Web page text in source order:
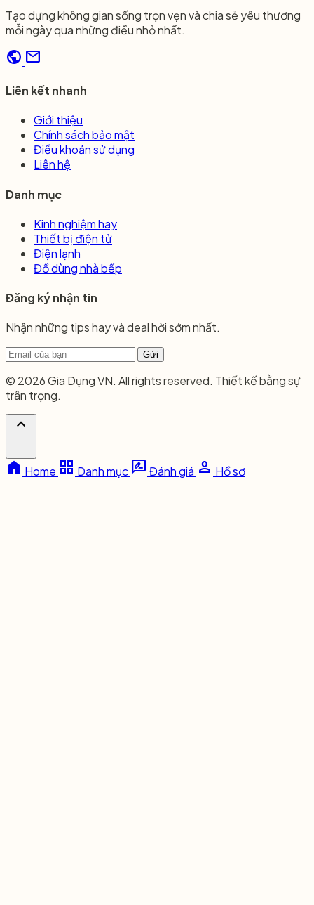
Tạo dựng không gian sống trọn vẹn và chia sẻ yêu thương
mỗi ngày qua những điều nhỏ nhất.
public mail
Liên kết nhanh
Giới thiệu
Chính sách bảo mật
Điều khoản sử dụng
Liên hệ
Danh mục
Kinh nghiệm hay
Thiết bị điện tử
Điện lạnh
Đồ dùng nhà bếp
Đăng ký nhận tin
Nhận những tips hay và deal hời sớm nhất.
Gửi
© 2026 Gia Dụng VN. All rights reserved. Thiết kế bằng sự
trân trọng.
expand_less
home Home grid_view Danh mục rate_review Đánh giá person Hồ sơ